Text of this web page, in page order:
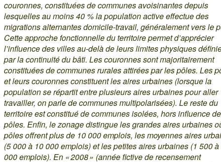
couronnes, constituées de communes avoisinantes depuis
lesquelles au moins 40 % la population active effectue des
migrations alternantes domicile-travail, généralement vers le
Cette approche fonctionnelle du territoire permet d’apprécier
l’influence des villes au-delà de leurs limites physiques
par la continuité du bâti. Les couronnes sont majoritairement
constituées de communes rurales attirées par les pôles. Les
et leurs couronnes constituent les aires urbaines (lorsque la
population se répartit entre plusieurs aires urbaines pour aller
travailler, on parle de communes multipolarisées). Le reste du
territoire est constitué de communes isolées, hors influence
pôles. Enfin, le zonage distingue les grandes aires urbaines
pôles offrent plus de 10 000 emplois, les moyennes aires
(5 000 à 10 000 emplois) et les petites aires urbaines (1 500 à
000 emplois). En « 2008 » (année fictive de recensement